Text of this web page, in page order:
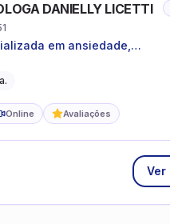
DANIELLY LICETTI
em ansiedade,
Online Avaliações
Ver